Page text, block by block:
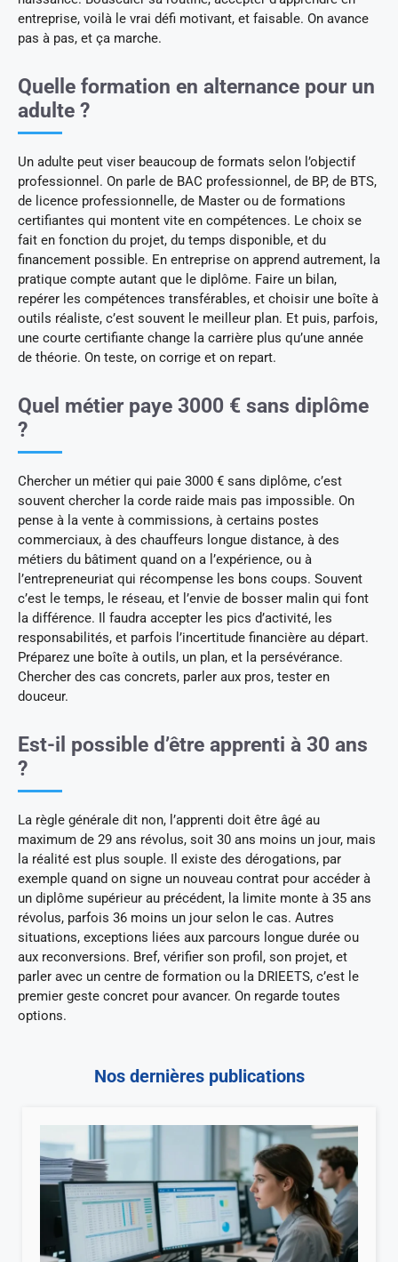
entreprise, voilà le vrai défi motivant, et faisable. On avance
pas à pas, et ça marche.
Quelle formation en alternance pour un
adulte ?
Un adulte peut viser beaucoup de formats selon l’objectif
professionnel. On parle de BAC professionnel, de BP, de BTS,
de licence professionnelle, de Master ou de formations
certifiantes qui montent vite en compétences. Le choix se
fait en fonction du projet, du temps disponible, et du
financement possible. En entreprise on apprend autrement, la
pratique compte autant que le diplôme. Faire un bilan,
repérer les compétences transférables, et choisir une boîte à
outils réaliste, c’est souvent le meilleur plan. Et puis, parfois,
une courte certifiante change la carrière plus qu’une année
de théorie. On teste, on corrige et on repart.
Quel métier paye 3000 € sans diplôme
?
Chercher un métier qui paie 3000 € sans diplôme, c’est
souvent chercher la corde raide mais pas impossible. On
pense à la vente à commissions, à certains postes
commerciaux, à des chauffeurs longue distance, à des
métiers du bâtiment quand on a l’expérience, ou à
l’entrepreneuriat qui récompense les bons coups. Souvent
c’est le temps, le réseau, et l’envie de bosser malin qui font
la différence. Il faudra accepter les pics d’activité, les
responsabilités, et parfois l’incertitude financière au départ.
Préparez une boîte à outils, un plan, et la persévérance.
Chercher des cas concrets, parler aux pros, tester en
douceur.
Est-il possible d’être apprenti à 30 ans
?
La règle générale dit non, l’apprenti doit être âgé au
maximum de 29 ans révolus, soit 30 ans moins un jour, mais
la réalité est plus souple. Il existe des dérogations, par
exemple quand on signe un nouveau contrat pour accéder à
un diplôme supérieur au précédent, la limite monte à 35 ans
révolus, parfois 36 moins un jour selon le cas. Autres
situations, exceptions liées aux parcours longue durée ou
aux reconversions. Bref, vérifier son profil, son projet, et
parler avec un centre de formation ou la DRIEETS, c’est le
premier geste concret pour avancer. On regarde toutes
options.
Nos dernières publications